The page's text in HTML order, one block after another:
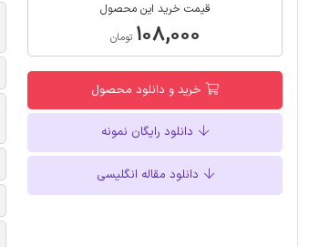
قیمت خرید این محصول
۱۰۸,۰۰۰ تومان
خرید و دانلود محصول
دانلود رایگان نمونه
دانلود مقاله انگلیسی